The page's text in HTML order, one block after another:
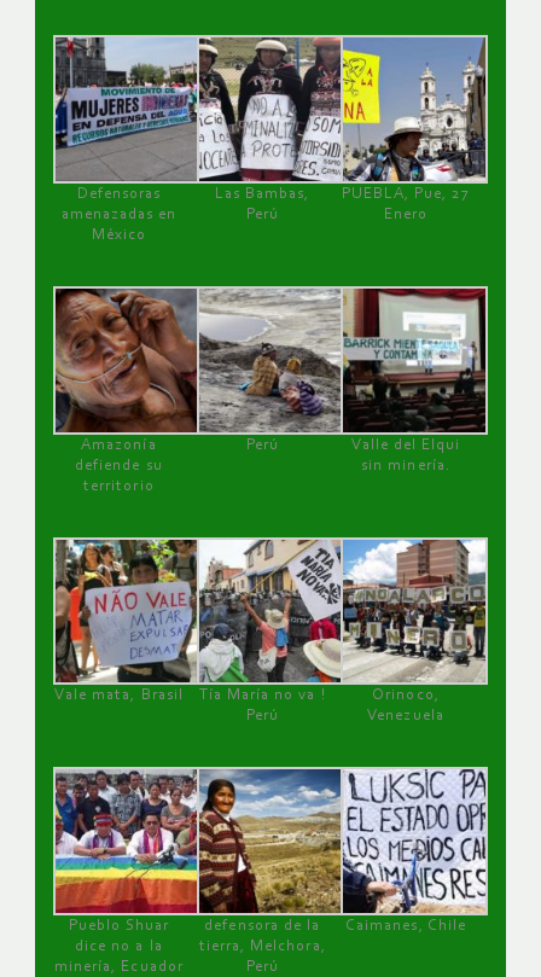
Defensoras
amenazadas en
México
Las Bambas,
Perú
PUEBLA, Pue, 27
Enero
Amazonía
defiende su
territorio
Perú
Valle del Elqui
sin minería.
Vale mata, Brasil
Tía María no va !
Perú
Orinoco,
Venezuela
Pueblo Shuar
dice no a la
minería, Ecuador
defensora de la
tierra, Melchora,
Perú
Caimanes, Chile